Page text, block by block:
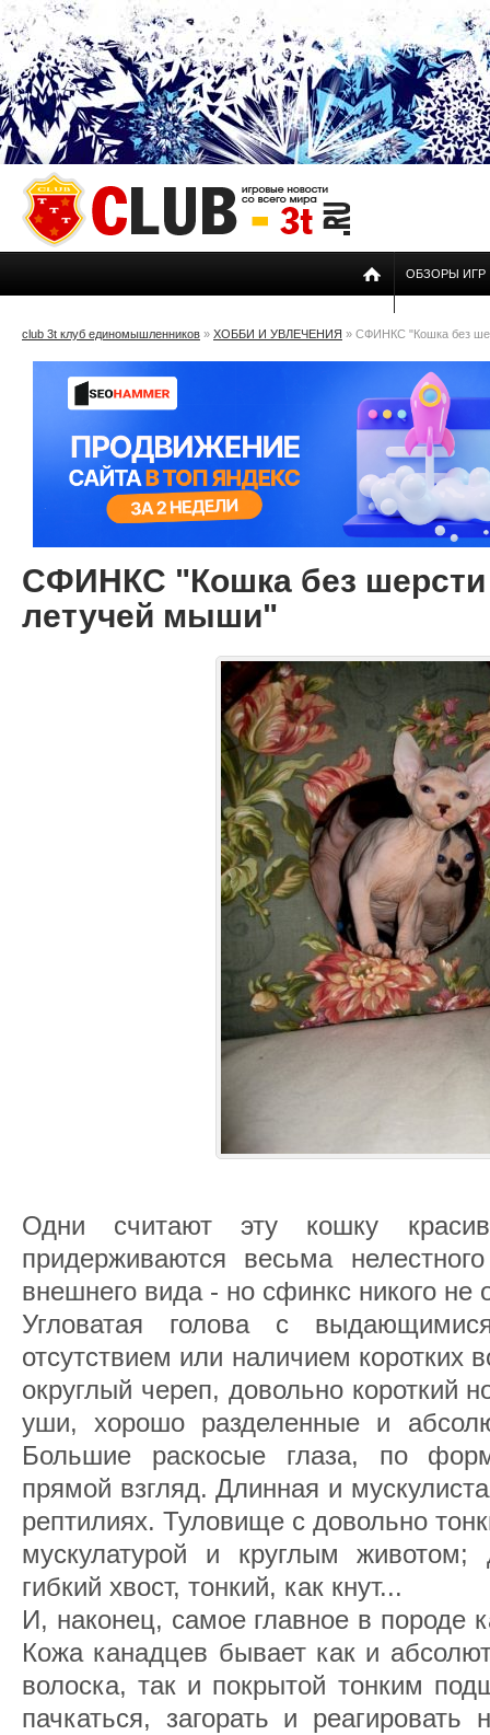
ОБЗОРЫ ИГР
club 3t клуб единомышленников » ХОББИ И УВЛЕЧЕНИЯ » СФИНКС "Кошка без
СФИНКС "Кошка без
летучей мыши"
Одни считают эту кошку
придерживаются весьма
внешнего вида - но сфинкс никого
Угловатая голова с
отсутствием или наличием коротких
округлый череп, довольно короткий
уши, хорошо разделенные и
Большие раскосые глаза, по
прямой взгляд. Длинная и
рептилиях. Туловище с довольно
мускулатурой и круглым
гибкий хвост, тонкий, как кнут...
И, наконец, самое главное в породе
Кожа канадцев бывает как и
волоска, так и покрытой тонким
пачкаться, загорать и